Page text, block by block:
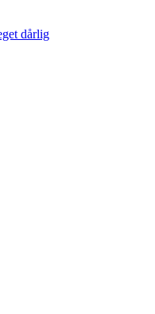
dårlig